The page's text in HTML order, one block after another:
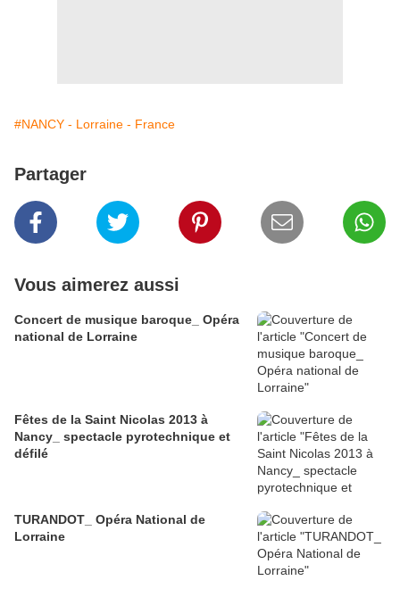
#NANCY - Lorraine - France
Partager
Vous aimerez aussi
Concert de musique baroque_ Opéra
national de Lorraine
Fêtes de la Saint Nicolas 2013 à
Nancy_ spectacle pyrotechnique et
défilé
TURANDOT_ Opéra National de
Lorraine